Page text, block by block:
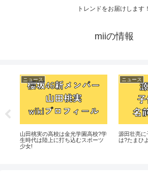
トレンドをお届けします！
miiの情報
ニュース
山田桃実の高校は金光学園高校?学
生時代は陸上に打ち込むスポーツ
少女!
ニュース
源田壮亮に
は?たまひ